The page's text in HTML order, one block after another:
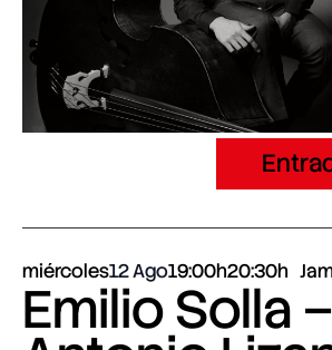
miércoles12 Ago19:00h20:30h
Emilio Solla –